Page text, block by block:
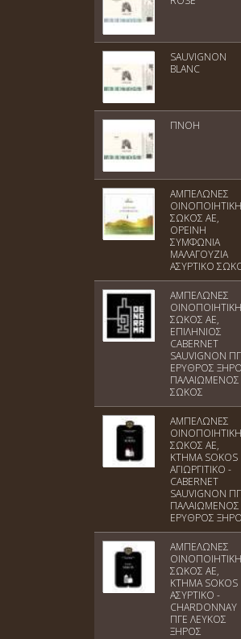
SAUVIGNON
BLANC
ΠΝΟΗ
ΑΜΠΕΛΩΝΕΣ
ΟΙΝΟΠΟΙΗΤΙΚΗ
ΣΩΚΟΣ ΑΕ,
ΟΡΕΙΝΗ
ΣΥΜΦΩΝΙΑ
ΜΑΛΑΓΟΥΖΙΑ
ΑΣΥΡΤΙΚΟ
ΑΜΠΕΛΩΝΕΣ
ΟΙΝΟΠΟΙΗΤΙΚΗ
ΣΩΚΟΣ ΑΕ,
ΕΠΙΛΗΝΙΟΣ
CABERNET
SAUVIGNON
ΕΡΥΘΡΟΣ
ΠΑΛΑΙΩΜΕΝΟΣ
ΣΩΚΟΣ
ΑΜΠΕΛΩΝΕΣ
ΟΙΝΟΠΟΙΗΤΙΚΗ
ΣΩΚΟΣ ΑΕ,
KTHMA SOKOS
ΑΓΙΩΡΓΙΤΙΚΟ -
CABERNET
SAUVIGNON
ΠΑΛΑΙΩΜΕΝΟΣ
ΕΡΥΘΡΟΣ
ΑΜΠΕΛΩΝΕΣ
ΟΙΝΟΠΟΙΗΤΙΚΗ
ΣΩΚΟΣ ΑΕ,
ΚΤΗΜΑ SOKOS
ΑΣΥΡΤΙΚΟ -
CHARDONNAY
ΠΓΕ ΛΕΥΚΟΣ
ΞΗΡΟΣ